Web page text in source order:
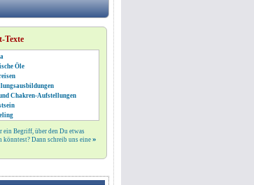
Texte
Öle
Chakren-Aufstellungen
nach Tsültrim Allione
ein Begriff, über den Du etwas
könntest? Dann schreib uns eine »